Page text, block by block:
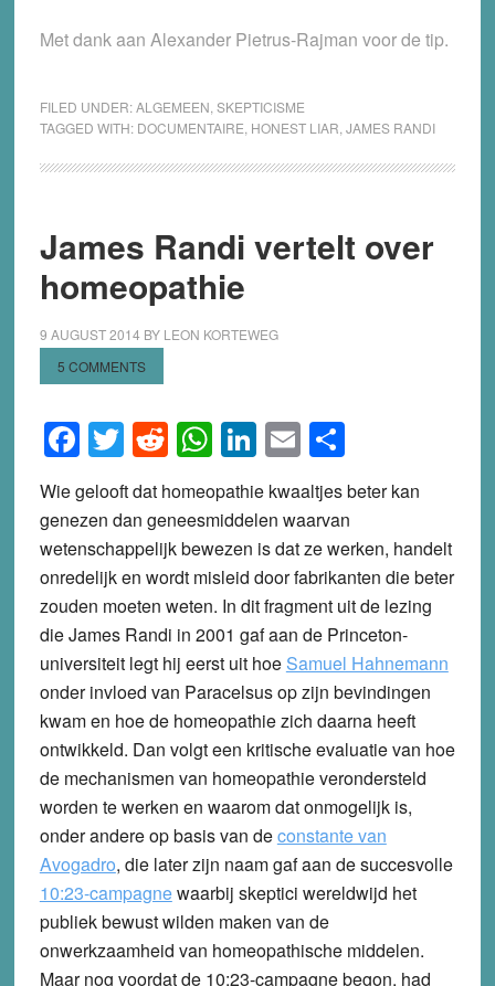
Met dank aan Alexander Pietrus-Rajman voor de tip.
FILED UNDER:ALGEMEEN,SKEPTICISME
TAGGED WITH: DOCUMENTAIRE, HONEST LIAR,JAMES RANDI
James Randi vertelt over
homeopathie
9 AUGUST 2014 BY LEON KORTEWEG
5 COMMENTS
Facebook
Twitter
Reddit
WhatsApp
LinkedIn
EmailShare
Wie gelooft dat homeopathie kwaaltjes beter kan
genezen dan geneesmiddelen waarvan
wetenschappelijk bewezen is dat ze werken, handelt
onredelijk en wordt misleid door fabrikanten die beter
zouden moeten weten. In dit fragment uit de lezing
die James Randi in 2001 gaf aan de Princeton-
universiteit legt hij eerst uit hoe Samuel Hahnemann
onder invloed van Paracelsus op zijn bevindingen
kwam en hoe de homeopathie zich daarna heeft
ontwikkeld. Dan volgt een kritische evaluatie van hoe
de mechanismen van homeopathie verondersteld
worden te werken en waarom dat onmogelijk is,
onder andere op basis van deconstante van
Avogadro, die later zijn naam gaf aan de succesvolle
10:23-campagnewaarbij skeptici wereldwijd het
publiek bewust wilden maken van de
onwerkzaamheid van homeopathische middelen.
Maar nog voordat de 10:23-campagne begon, had